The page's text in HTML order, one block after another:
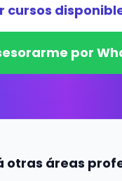
cursos
por
otras áreas